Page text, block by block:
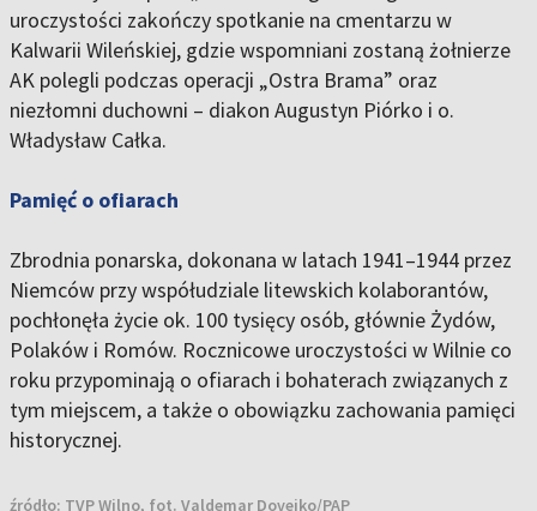
uroczystości zakończy spotkanie na cmentarzu w
Kalwarii Wileńskiej, gdzie wspomniani zostaną żołnierze
AK polegli podczas operacji „Ostra Brama” oraz
niezłomni duchowni – diakon Augustyn Piórko i o.
Władysław Całka.
Pamięć o ofiarach
Zbrodnia ponarska, dokonana w latach 1941–1944 przez
Niemców przy współudziale litewskich kolaborantów,
pochłonęła życie ok. 100 tysięcy osób, głównie Żydów,
Polaków i Romów. Rocznicowe uroczystości w Wilnie co
roku przypominają o ofiarach i bohaterach związanych z
tym miejscem, a także o obowiązku zachowania pamięci
historycznej.
źródło: TVP Wilno, fot. Valdemar Doveiko/PAP